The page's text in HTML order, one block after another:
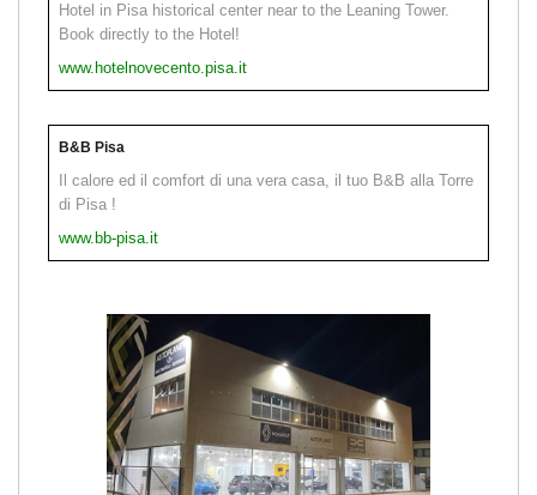
Hotel in Pisa historical center near to the Leaning Tower.
Book directly to the Hotel!
www.hotelnovecento.pisa.it
B&B Pisa
Il calore ed il comfort di una vera casa, il tuo B&B alla Torre
di Pisa !
www.bb-pisa.it